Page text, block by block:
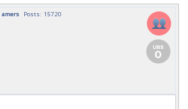
amers Posts: 15720